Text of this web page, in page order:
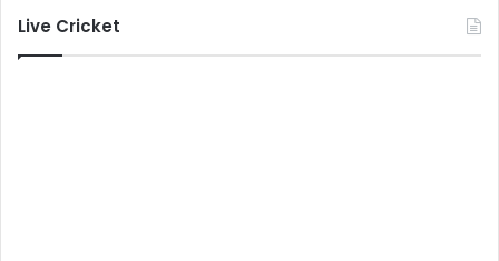
Live Cricket